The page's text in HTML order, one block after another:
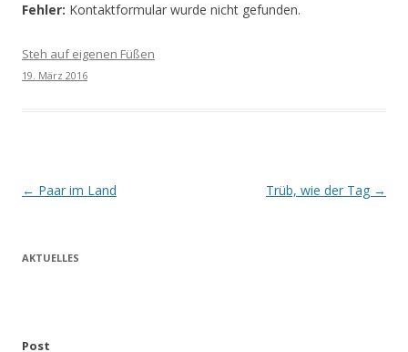
Fehler: Kontaktformular wurde nicht gefunden.
Steh auf eigenen Füßen
19. März 2016
Beitrags-
← Paar im Land Trüb, wie der Tag →
AKTUELLES
Post